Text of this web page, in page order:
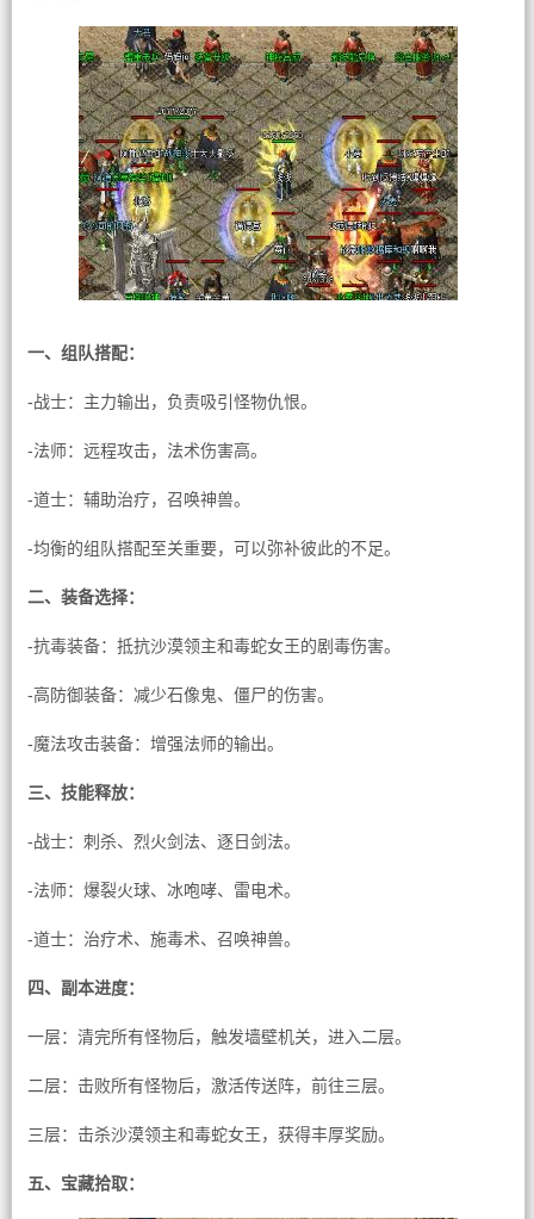
一、组队搭配：
-战士：主力输出，负责吸引怪物仇恨。
-法师：远程攻击，法术伤害高。
-道士：辅助治疗，召唤神兽。
-均衡的组队搭配至关重要，可以弥补彼此的不足。
二、装备选择：
-抗毒装备：抵抗沙漠领主和毒蛇女王的剧毒伤害。
-高防御装备：减少石像鬼、僵尸的伤害。
-魔法攻击装备：增强法师的输出。
三、技能释放：
-战士：刺杀、烈火剑法、逐日剑法。
-法师：爆裂火球、冰咆哮、雷电术。
-道士：治疗术、施毒术、召唤神兽。
四、副本进度：
一层：清完所有怪物后，触发墙壁机关，进入二层。
二层：击败所有怪物后，激活传送阵，前往三层。
三层：击杀沙漠领主和毒蛇女王，获得丰厚奖励。
五、宝藏拾取：